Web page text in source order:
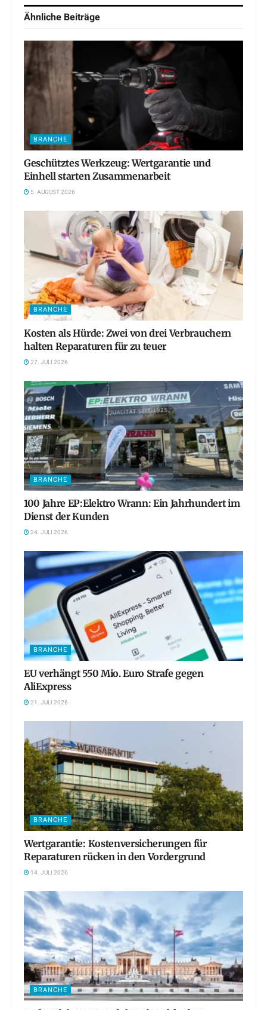
Ähnliche Beiträge
BRANCHE
Geschütztes Werkzeug: Wertgarantie und
Einhell starten Zusammenarbeit
5. AUGUST 2026
BRANCHE
Kosten als Hürde: Zwei von drei Verbrauchern
halten Reparaturen für zu teuer
27. JULI 2026
BRANCHE
100 Jahre EP:Elektro Wrann: Ein Jahrhundert im
Dienst der Kunden
24. JULI 2026
BRANCHE
EU verhängt 550 Mio. Euro Strafe gegen
AliExpress
21. JULI 2026
BRANCHE
Wertgarantie: Kostenversicherungen für
Reparaturen rücken in den Vordergrund
14. JULI 2026
BRANCHE